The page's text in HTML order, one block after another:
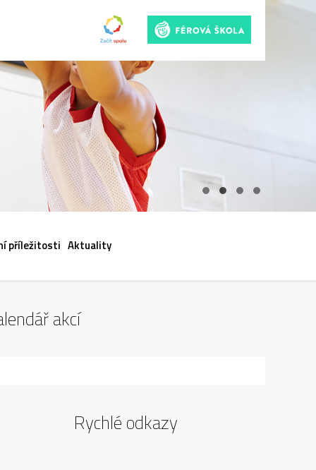
příležitosti Aktuality
akcí
Rychlé odkazy